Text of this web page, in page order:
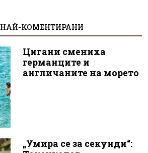
НАЙ-КОМЕНТИРАНИ
Цигани смениха
германците и
англичаните на морето
„Умира се за секунди“: